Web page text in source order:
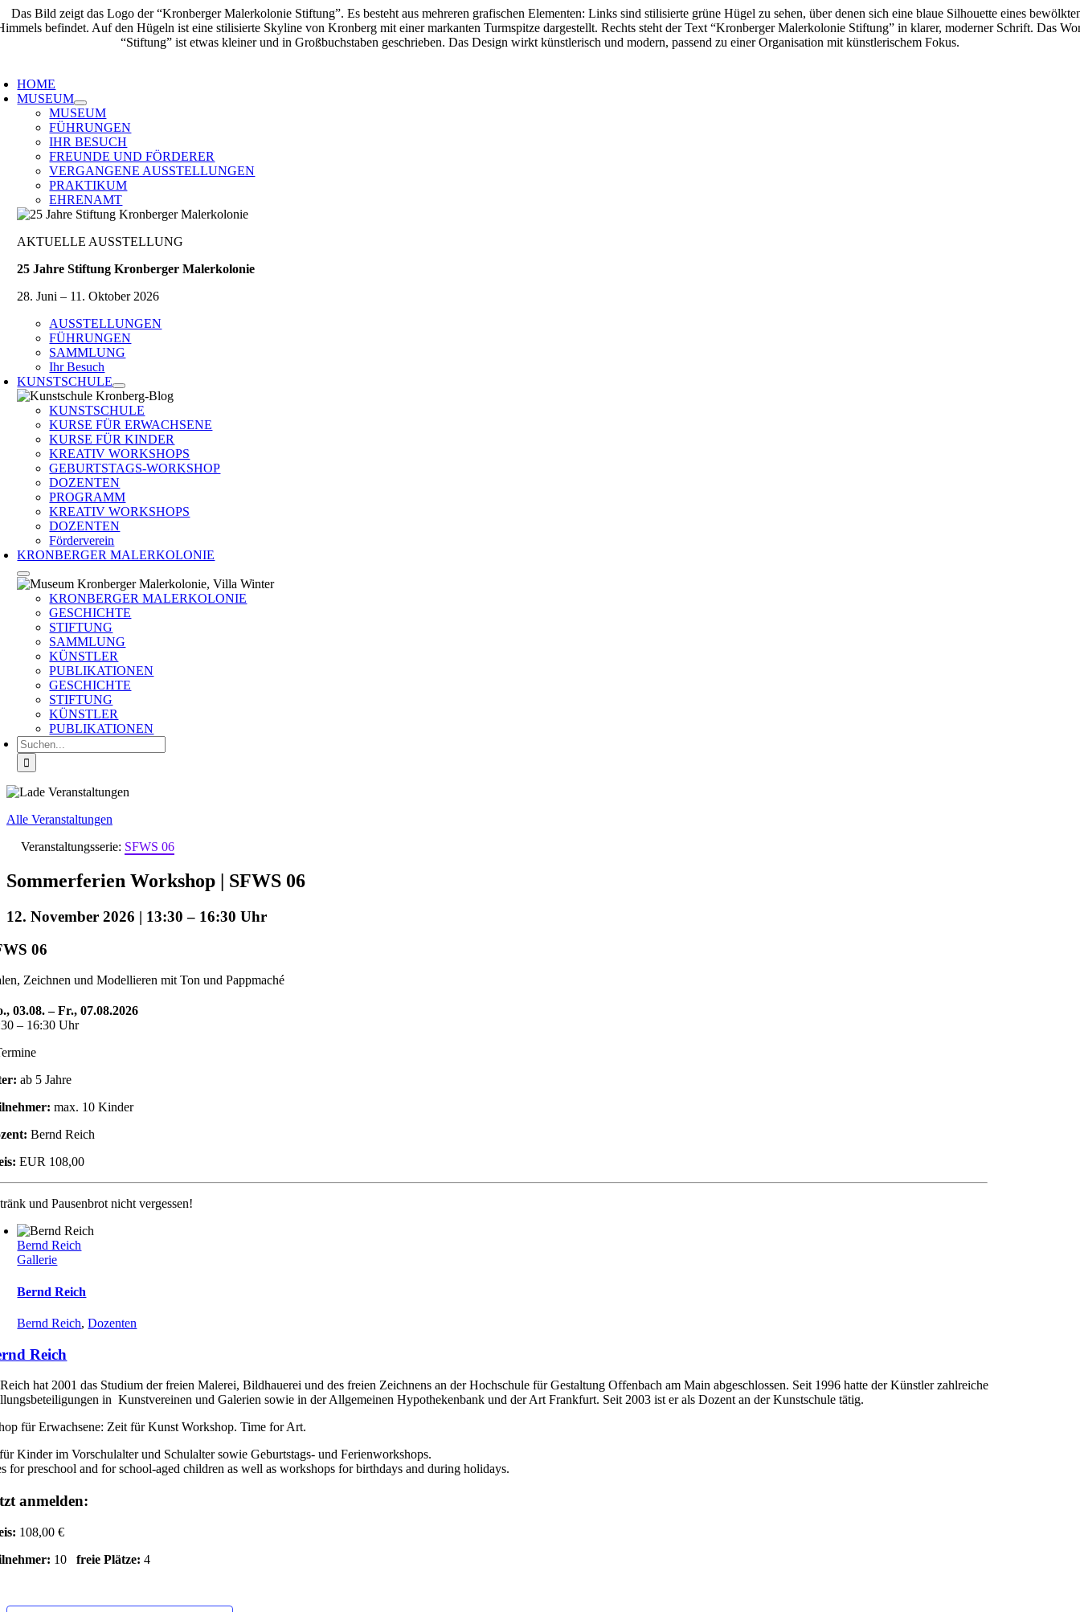
Zum
Inhalt
HOME
MUSEUM
MUSEUM
FÜHRUNGEN
IHR BESUCH
FREUNDE UND FÖRDERER
VERGANGENE AUSSTELLUNGEN
PRAKTIKUM
EHRENAMT
AKTUELLE AUSSTELLUNG
25 Jahre Stiftung Kronberger Malerkolonie
28. Juni – 11. Oktober 2026
AUSSTELLUNGEN
FÜHRUNGEN
SAMMLUNG
Ihr Besuch
KUNSTSCHULE
KUNSTSCHULE
KURSE FÜR ERWACHSENE
KURSE FÜR KINDER
KREATIV WORKSHOPS
GEBURTSTAGS-WORKSHOP
DOZENTEN
PROGRAMM
KREATIV WORKSHOPS
DOZENTEN
Förderverein
KRONBERGER MALERKOLONIE
KRONBERGER MALERKOLONIE
GESCHICHTE
STIFTUNG
SAMMLUNG
KÜNSTLER
PUBLIKATIONEN
GESCHICHTE
STIFTUNG
KÜNSTLER
PUBLIKATIONEN
Suche
nach:
Alle Veranstaltungen
Veranstaltungsserie: SFWS 06
Sommerferien Workshop | SFWS 06
12. November 2026 | 13:30 – 16:30
06
Zeichnen und Modellieren mit Ton und Pappmaché
03.08. – Fr., 07.08.2026
– 16:30 Uhr
ab 5 Jahre
max. 10 Kinder
Bernd Reich
EUR 108,00
und Pausenbrot nicht vergessen!
Bernd Reich
Gallerie
Bernd Reich
Bernd Reich,Dozenten
Reich
hat 2001 das Studium der freien Malerei, Bildhauerei und des freien Zeichnens an der Hochschule für Gestaltung Offenbach am Main abgeschlossen. Seit 1996 hatte der Künstler zahlreiche
in Kunstvereinen und Galerien sowie in der Allgemeinen Hypothekenbank und der Art Frankfurt. Seit 2003 ist er als Dozent an der Kunstschule tätig.
für Erwachsene: Zeit für Kunst Workshop. Time for Art.
Kinder im Vorschulalter und Schulalter sowie Geburtstags- und Ferienworkshops.
for preschool and for school-aged children as well as workshops for birthdays and during holidays.
anmelden:
108,00 €
10freie Plätze: 4